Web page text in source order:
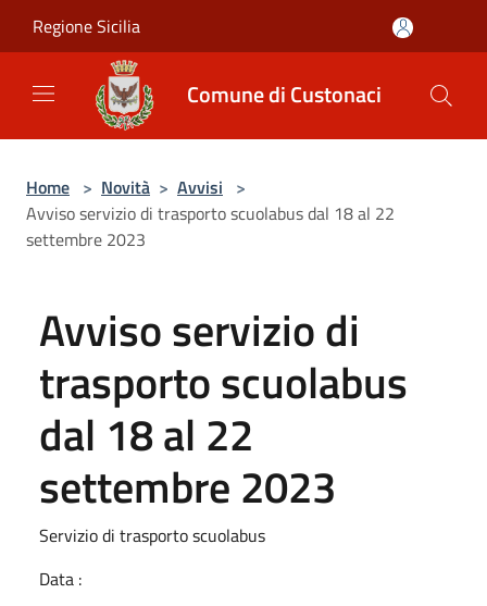
Regione Sicilia
Comune di Custonaci
Home > Novità > Avvisi >
Avviso servizio di trasporto scuolabus dal 18 al 22
settembre 2023
Avviso servizio di
trasporto scuolabus
dal 18 al 22
settembre 2023
Servizio di trasporto scuolabus
Data :